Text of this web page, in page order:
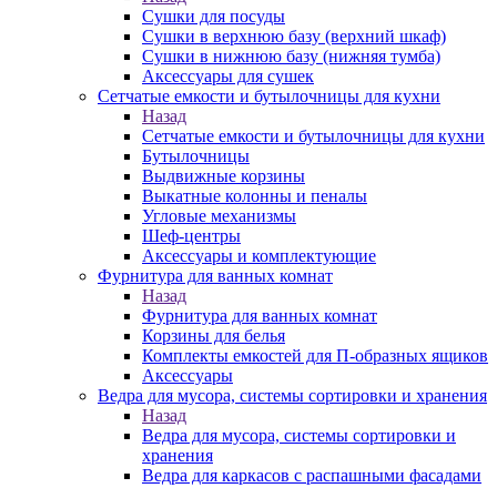
Сушки для посуды
Сушки в верхнюю базу (верхний шкаф)
Сушки в нижнюю базу (нижняя тумба)
Аксессуары для сушек
Сетчатые емкости и бутылочницы для кухни
Назад
Сетчатые емкости и бутылочницы для кухни
Бутылочницы
Выдвижные корзины
Выкатные колонны и пеналы
Угловые механизмы
Шеф-центры
Аксессуары и комплектующие
Фурнитура для ванных комнат
Назад
Фурнитура для ванных комнат
Корзины для белья
Комплекты емкостей для П-образных ящиков
Аксессуары
Ведра для мусора, системы сортировки и хранения
Назад
Ведра для мусора, системы сортировки и
хранения
Ведра для каркасов с распашными фасадами